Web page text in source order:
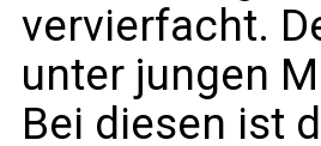
vervierfacht.
unter jungen
Bei diesen ist